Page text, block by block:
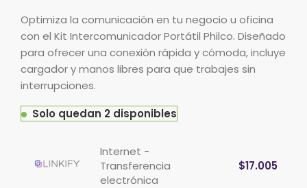
Optimiza la comunicación en tu negocio u oficina
con el Kit Intercomunicador Portátil Philco. Diseñado
para ofrecer una conexión rápida y cómoda, incluye
cargador y manos libres para que trabajes sin
interrupciones.
Solo quedan 2 disponibles
Internet -
Transferencia
electrónica
$17.005